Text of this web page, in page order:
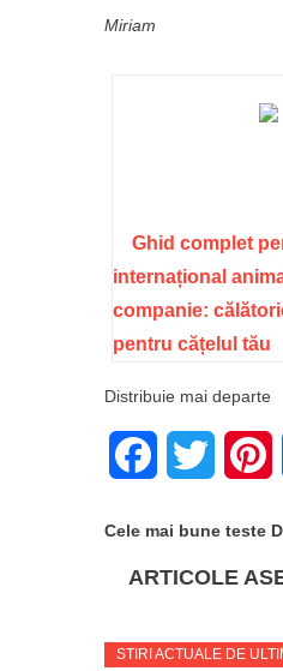
Miriam
Ghid complet
internațional
companie:
pentru cățelul tău
Distribuie mai departe
FacebookTwitter
Cele mai bune teste
ARTICOLE
STIRI ACTUALE DE